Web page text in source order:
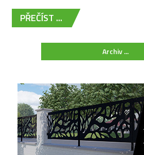
PŘEČÍST ...
Archiv ...